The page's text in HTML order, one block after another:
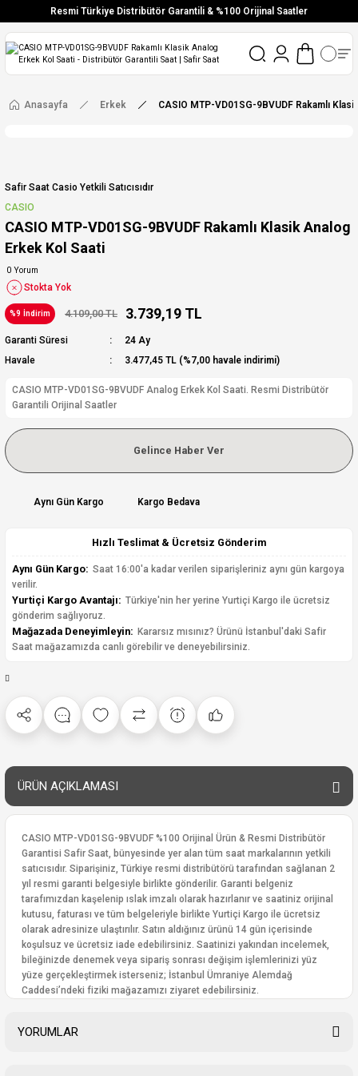
Resmi Türkiye Distribütör Garantili & %100 Orijinal Saatler
Vade Farksız 6 Taksit
Aynı Gün Stoktan Gönderim
Ücretsiz Kargo
Anasayfa Erkek CASIO MTP-VD01SG-9BVUDF Rakamlı
Safir Saat Casio Yetkili Satıcısıdır
CASIO
CASIO MTP-VD01SG-9BVUDF Rakamlı Klasik Analog
Erkek Kol Saati
0 Yorum
Stokta Yok
%9 İndirim 4.109,00 TL 3.739,19 TL
Garanti Süresi
24 Ay
Havale
3.477,45 TL (%7,00 havale indirimi)
CASIO MTP-VD01SG-9BVUDF Analog Erkek Kol Saati. Resmi Distribütör
Garantili Orijinal Saatler
Gelince Haber Ver
Aynı Gün Kargo Kargo Bedava
Hızlı Teslimat & Ücretsiz Gönderim
Aynı Gün Kargo: Saat 16:00'a kadar verilen siparişleriniz aynı gün kargoya
verilir.
Yurtiçi Kargo Avantajı: Türkiye'nin her yerine Yurtiçi Kargo ile ücretsiz
gönderim sağlıyoruz.
Mağazada Deneyimleyin: Kararsız mısınız? Ürünü İstanbul'daki Safir
Saat mağazamızda canlı görebilir ve deneyebilirsiniz.
ÜRÜN AÇIKLAMASI
CASIO MTP-VD01SG-9BVUDF %100 Orijinal Ürün & Resmi Distribütör
Garantisi Safir Saat, bünyesinde yer alan tüm saat markalarının yetkili
satıcısıdır. Siparişiniz, Türkiye resmi distribütörü tarafından sağlanan 2
yıl resmi garanti belgesiyle birlikte gönderilir. Garanti belgeniz
tarafımızdan kaşelenip ıslak imzalı olarak hazırlanır ve saatiniz orijinal
kutusu, faturası ve tüm belgeleriyle birlikte Yurtiçi Kargo ile ücretsiz
olarak adresinize ulaştırılır. Satın aldığınız ürünü 14 gün içerisinde
koşulsuz ve ücretsiz iade edebilirsiniz. Saatinizi yakından incelemek,
bileğinizde denemek veya sipariş sonrası değişim işlemlerinizi yüz
yüze gerçekleştirmek isterseniz; İstanbul Ümraniye Alemdağ
Caddesi’ndeki fiziki mağazamızı ziyaret edebilirsiniz.
YORUMLAR